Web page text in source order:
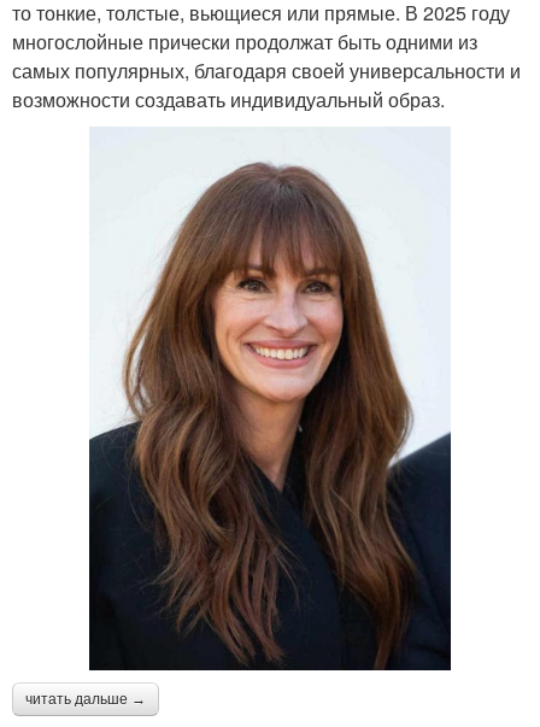
то тонкие, толстые, вьющиеся или прямые. В 2025 году
многослойные прически продолжат быть одними из
самых популярных, благодаря своей универсальности и
возможности создавать индивидуальный образ.
читать дальше →